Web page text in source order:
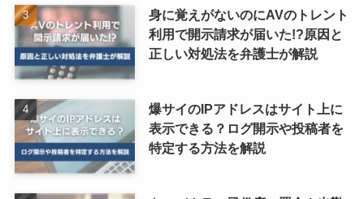
身に覚えがないのにAVのトレント
利用で開示請求が届いた!?原因と
正しい対処法を弁護士が解説
爆サイのIPアドレスはサイト上に
表示できる？ログ開示や投稿者を
特定する方法を解説